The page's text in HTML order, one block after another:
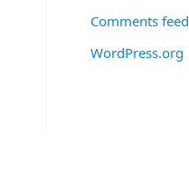
Comments feed
WordPress.org